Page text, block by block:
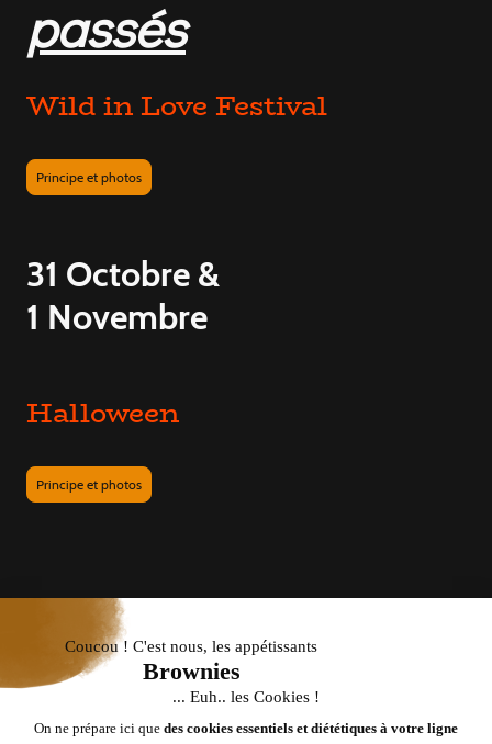
passés
Wild in Love Festival
Principe et photos
31 Octobre &
1 Novembre
Halloween
Principe et photos